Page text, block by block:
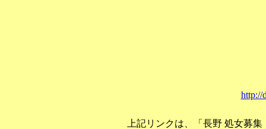
http://
上記リンクは、「長野 処女募